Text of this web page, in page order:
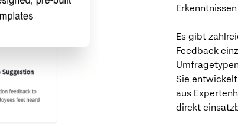
Es gibt
Feedback
Sie
aus
direkt